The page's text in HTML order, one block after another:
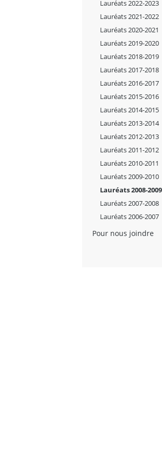
Lauréats 2022-2023
Lauréats 2021-2022
Lauréats 2020-2021
Lauréats 2019-2020
Lauréats 2018-2019
Lauréats 2017-2018
Lauréats 2016-2017
Lauréats 2015-2016
Lauréats 2014-2015
Lauréats 2013-2014
Lauréats 2012-2013
Lauréats 2011-2012
Lauréats 2010-2011
Lauréats 2009-2010
Lauréats 2008-2009
Lauréats 2007-2008
Lauréats 2006-2007
Pour nous joindre